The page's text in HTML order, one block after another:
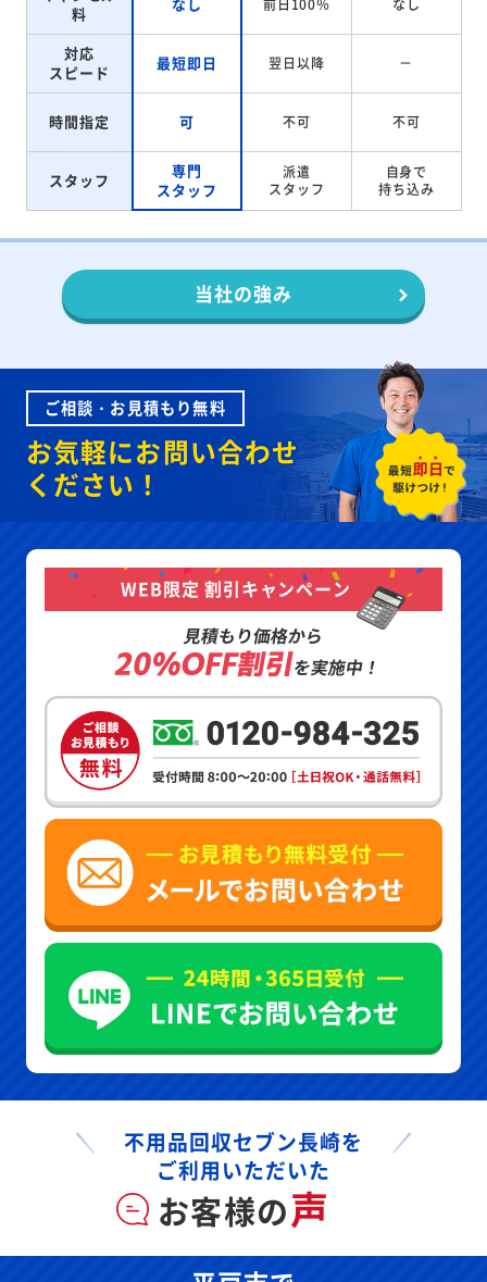
料
対応
スピード
最短即日 翌日以降 －
時間指定 可 不可 不可
スタッフ
専門
スタッフ
派遣
スタッフ
自身で
持ち込み
当社の強み
ご相談・お見積もり無料
お気軽にお問い合わせ
ください！
WEB限定 割引キャンペーン
見積もり価格から
20%OFF割引を実施中！
不用品回収セブン長崎を
ご利用いただいた
お客様の声